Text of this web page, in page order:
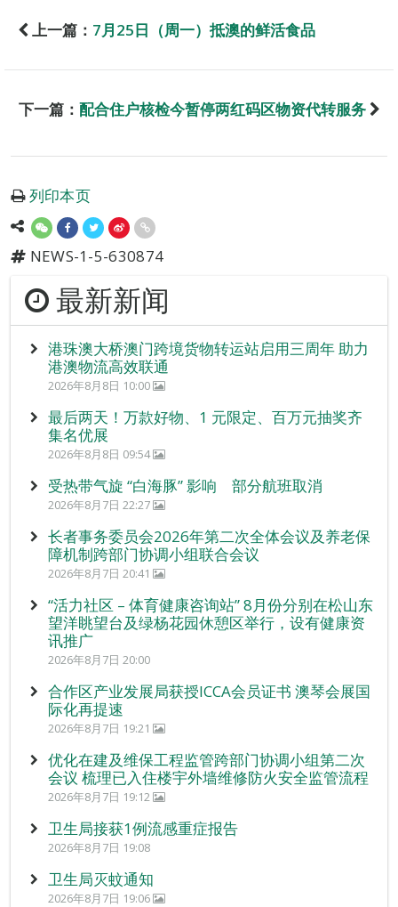
上一篇： 7月25日（周一）抵澳的鲜活食品
下一篇： 配合住户核检今暂停两红码区物资代转服务
列印本页
NEWS-1-5-630874
最新新闻
港珠澳大桥澳门跨境货物转运站启用三周年 助力
港澳物流高效联通
2026年8月8日 10:00
最后两天！万款好物、1 元限定、百万元抽奖齐
集名优展
2026年8月8日 09:54
受热带气旋 “白海豚” 影响 部分航班取消
2026年8月7日 22:27
长者事务委员会2026年第二次全体会议及养老保
障机制跨部门协调小组联合会议
2026年8月7日 20:41
“活力社区 – 体育健康咨询站” 8月份分别在松山东
望洋眺望台及绿杨花园休憩区举行，设有健康资
讯推广
2026年8月7日 20:00
合作区产业发展局获授ICCA会员证书 澳琴会展国
际化再提速
2026年8月7日 19:21
优化在建及维保工程监管跨部门协调小组第二次
会议 梳理已入住楼宇外墙维修防火安全监管流程
2026年8月7日 19:12
卫生局接获1例流感重症报告
2026年8月7日 19:08
卫生局灭蚊通知
2026年8月7日 19:06